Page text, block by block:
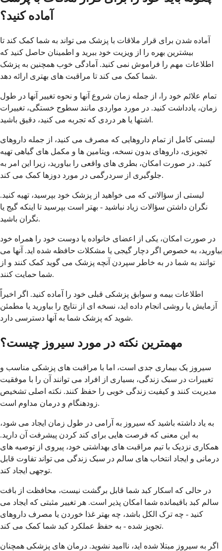
آماده کنید؟
آماده شدن برای قرار ملاقات با پزشک می تواند به شما کمک کند تا
بیشترین بهره را از ویزیت خود ببرید و اطمینان حاصل کنید که
اطلاعات مهم را فراموش نمی کنید. آمادگی خوب همچنین به پزشک
شما کمک می کند تا مراقبت های بهتری ارائه دهد.
تمام علائم خود را، از جمله زمان شروع آنها و نحوه تغییر آنها در طول
زمان، یادداشت کنید. در مورد مواردی مانند سطوح خستگی، تغییرات
اشتها یا هر دردی که تجربه می کنید، دقیق باشید.
لیستی کامل از تمام داروهایی که مصرف می کنید، از جمله داروهای
تجویزی، داروهای بدون نسخه، ویتامین ها و مکمل های گیاهی تهیه
کنید. در صورت امکان، بطری های واقعی را بیاورید، زیرا این امر به
جلوگیری از سردرگمی در مورد دوزها کمک می کند.
لیستی از سؤالاتی که می خواهید از پزشک خود بپرسید، تهیه کنید.
نگران داشتن سؤالات زیاد نباشید - بهتر است بپرسید تا اینکه گیج یا
نگران باشید.
در صورت امکان، یکی از اعضای خانواده یا دوست خود را همراه خود
بیاورید، به خصوص اگر دچار گیجی یا مشکلات حافظه شده اید. آنها می
توانند به شما در به خاطر سپردن آنچه پزشک می گوید کمک کنند و از
شما حمایت کنند.
اطلاعات بیمه و سوابق پزشکی قبلی خود را آماده کنید. اگر اخیراً
آزمایش یا روشی انجام داده اید، نسخه ای از نتایج را بیاورید یا مطمئن
شوید که پزشک شما به آنها دسترسی دارد.
مهمترین نکته در مورد سیروز چیست؟
سیروز یک بیماری جدی است، اما با مراقبت های پزشکی مناسب و
تغییرات در سبک زندگی، بسیاری از افراد می توانند آن را با موفقیت
مدیریت کنند و کیفیت زندگی خوبی را حفظ کنند. نکته اصلی تشخیص
زودهنگام و درمان مداوم است.
به یاد داشته باشید که سیروز به آرامی در طول زمان ایجاد می شود،
به این معنی که فرصت هایی برای کند کردن پیشرفت آن دارید.
همکاری نزدیک با تیم مراقبت های بهداشتی خود، پیروی از توصیه های
درمانی و ایجاد انتخاب های سالم در سبک زندگی می تواند تفاوت قابل
توجهی ایجاد کند.
در حالی که اسکار کبد شما قابل برگشت نیست، محافظت از بافت
سالم کبد باقیمانده شما امکان پذیر است. هر تغییر مثبتی که ایجاد می
کنید - چه ترک الکل باشد، چه بهتر غذا خوردن یا مصرف داروهای
تجویز شده - به حفظ عملکرد کبد شما کمک می کند.
اگر به سیروز مبتلا شده اید، ناامید نشوید. درمان های پزشکی همچنان